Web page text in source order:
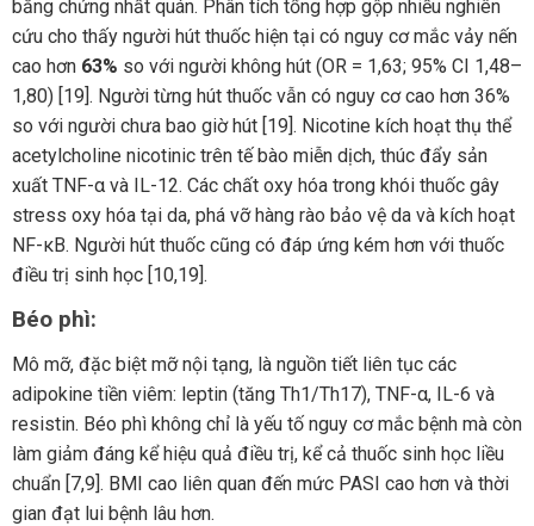
bằng chứng nhất quán. Phân tích tổng hợp gộp nhiều nghiên
cứu cho thấy người hút thuốc hiện tại có nguy cơ mắc vảy nến
cao hơn 63% so với người không hút (OR = 1,63; 95% CI 1,48–
1,80) [19]. Người từng hút thuốc vẫn có nguy cơ cao hơn 36%
so với người chưa bao giờ hút [19]. Nicotine kích hoạt thụ thể
acetylcholine nicotinic trên tế bào miễn dịch, thúc đẩy sản
xuất TNF-α và IL-12. Các chất oxy hóa trong khói thuốc gây
stress oxy hóa tại da, phá vỡ hàng rào bảo vệ da và kích hoạt
NF-κB. Người hút thuốc cũng có đáp ứng kém hơn với thuốc
điều trị sinh học [10,19].
Béo phì:
Mô mỡ, đặc biệt mỡ nội tạng, là nguồn tiết liên tục các
adipokine tiền viêm: leptin (tăng Th1/Th17), TNF-α, IL-6 và
resistin. Béo phì không chỉ là yếu tố nguy cơ mắc bệnh mà còn
làm giảm đáng kể hiệu quả điều trị, kể cả thuốc sinh học liều
chuẩn [7,9]. BMI cao liên quan đến mức PASI cao hơn và thời
gian đạt lui bệnh lâu hơn.